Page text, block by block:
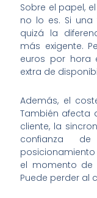
Sobre el papel,
no lo es. Si una
quizá la
más exigente.
euros por hora
extra de
Además, el
También afecta
cliente, la
confianza
el momento de
Puede perder al